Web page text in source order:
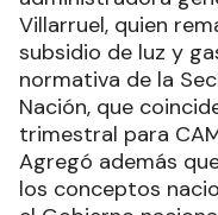
Villarruel, quien
subsidio de luz y
normativa de la
Nación, que
trimestral para
Agregó además
los conceptos